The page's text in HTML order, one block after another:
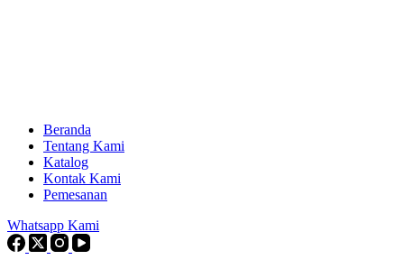
Beranda
Tentang Kami
Katalog
Kontak Kami
Pemesanan
Whatsapp Kami